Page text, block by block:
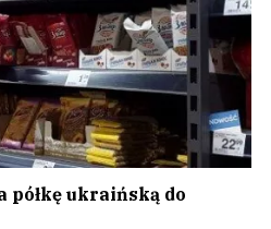
ukraińską do